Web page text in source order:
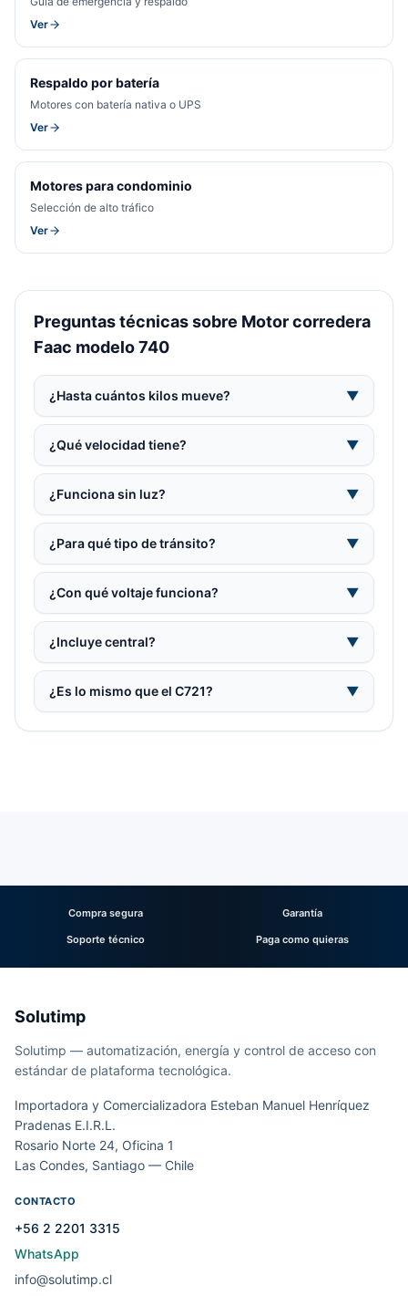
Ver
Respaldo por batería
Motores con batería nativa o UPS
Ver
Motores para condominio
Selección de alto tráfico
Ver
Preguntas técnicas sobre Motor corredera
Faac modelo 740
¿Hasta cuántos kilos mueve? ▼
¿Qué velocidad tiene? ▼
¿Funciona sin luz? ▼
¿Para qué tipo de tránsito? ▼
¿Con qué voltaje funciona? ▼
¿Incluye central? ▼
¿Es lo mismo que el C721? ▼
Compra segura Garantía
Soporte técnico Paga como quieras
Solutimp
Solutimp — automatización, energía y control de acceso con
estándar de plataforma tecnológica.
Importadora y Comercializadora Esteban Manuel Henríquez
Pradenas E.I.R.L.
Rosario Norte 24, Oficina 1
Las Condes, Santiago — Chile
CONTACTO
+56 2 2201 3315
WhatsApp
info@solutimp.cl